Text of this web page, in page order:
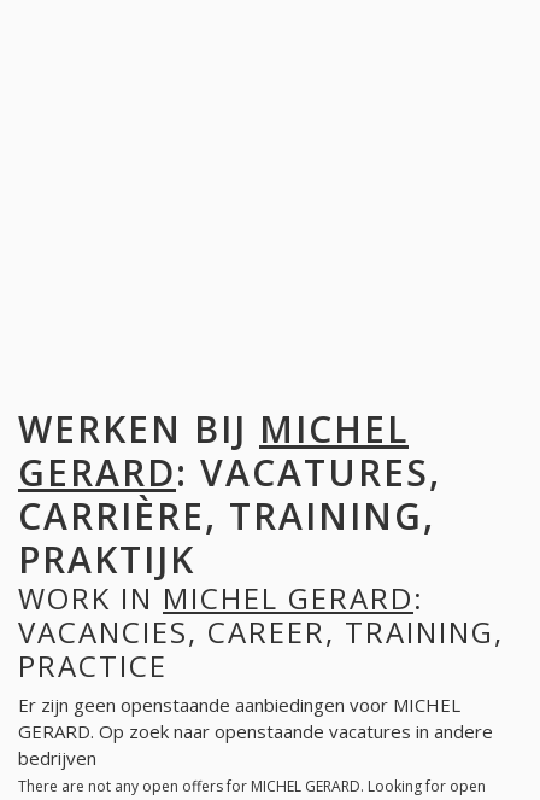
WERKEN BIJ MICHEL
GERARD: VACATURES,
CARRIÈRE, TRAINING,
PRAKTIJK
WORK IN MICHEL GERARD:
VACANCIES, CAREER, TRAINING,
PRACTICE
Er zijn geen openstaande aanbiedingen voor MICHEL
GERARD. Op zoek naar openstaande vacatures in andere
bedrijven
There are not any open offers for MICHEL GERARD. Looking for open